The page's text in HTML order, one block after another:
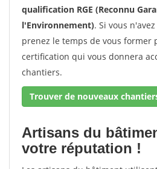
qualification RGE (Reconnu
l'Environnement). Si vous
prenez le temps de vous former
certification qui vous donnera
chantiers.
Trouver de nouveaux
Artisans du
votre réputation !